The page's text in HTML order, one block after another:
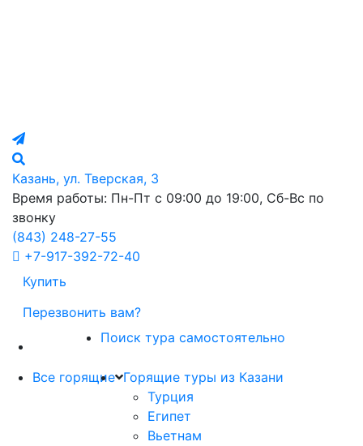
Казань, ул. Тверская, 3
Время работы: Пн-Пт с 09:00 до 19:00, Сб-Вс по
звонку
(843) 248-27-55
+7-917-392-72-40
Купить
Перезвонить вам?
Поиск тура самостоятельно
Все горящие Горящие туры из Казани
Турция
Египет
Вьетнам